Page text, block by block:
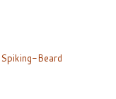
Beard